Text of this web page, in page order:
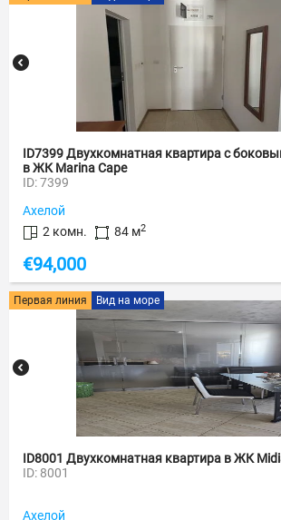
ID7399 Двухкомнатная квартира с
в ЖК Marina Cape
ID: 7399
Ахелой
2 комн.
84 м2
€94,000
Первая линия Вид на море
ID8001 Двухкомнатная квартира в ЖК
ID: 8001
Ахелой